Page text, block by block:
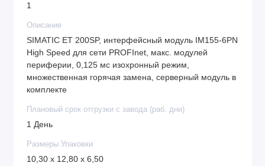
1
Описание
SIMATIC ET 200SP, интерфейсный модуль IM155-6PN
High Speed для сети PROFInet, макс. модулей
периферии, 0,125 мс изохронный режим,
множественная горячая замена, серверный модуль в
комплекте
Плановый срок отгрузки с завода (раб. дни)
1 День
Размеры Упаковки
10,30 x 12,80 x 6,50